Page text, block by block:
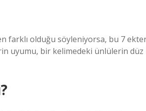
farklı olduğu söyleniyorsa, bu 7
uyumu, bir kelimedeki ünlülerin düz